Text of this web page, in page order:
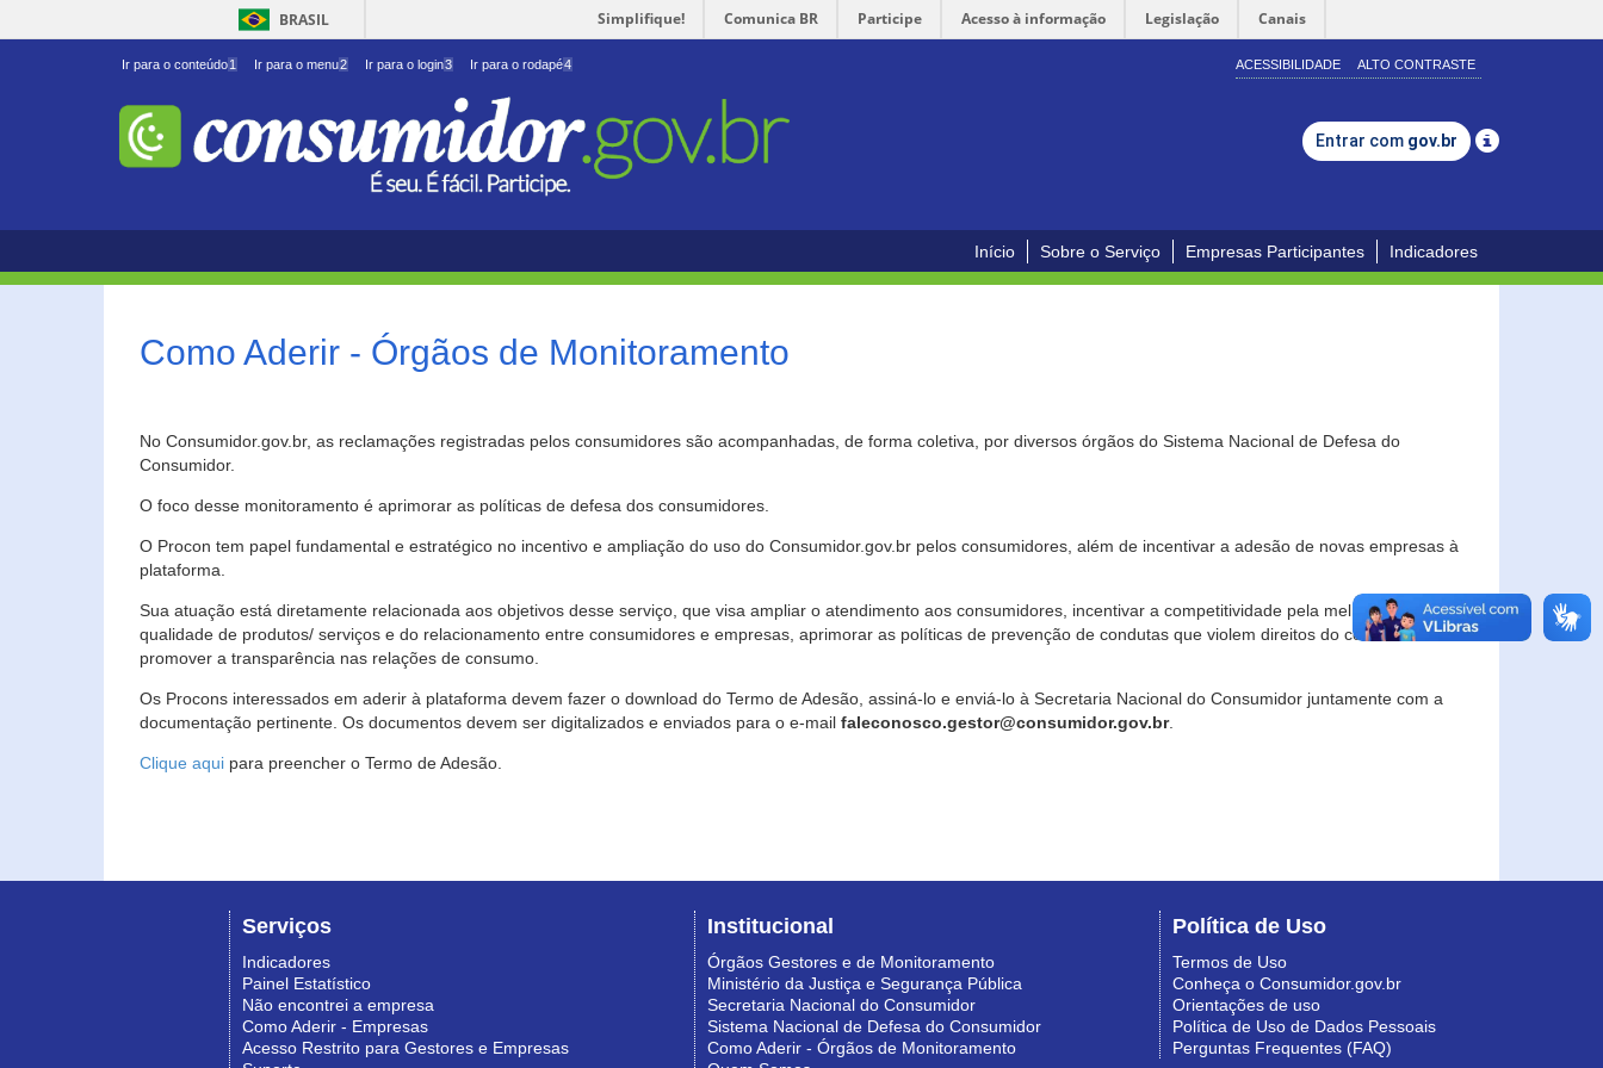
BRASIL Simplifique! Comunica BR Participe Acesso à informação Legislação Canais
Ir para o conteúdo1 Ir para o menu2 Ir para o login3 Ir para o rodapé4 ACESSIBILIDADE ALTO CONTRASTE
Entrar com gov.br
Início Sobre o Serviço Empresas Participantes Indicadores
Como Aderir - Órgãos de Monitoramento
No Consumidor.gov.br, as reclamações registradas pelos consumidores são acompanhadas, de forma coletiva, por diversos órgãos do Sistema Nacional de Defesa do
Consumidor.
O foco desse monitoramento é aprimorar as políticas de defesa dos consumidores.
O Procon tem papel fundamental e estratégico no incentivo e ampliação do uso do Consumidor.gov.br pelos consumidores, além de incentivar a adesão de novas empresas à
plataforma.
Sua atuação está diretamente relacionada aos objetivos desse serviço, que visa ampliar o atendimento aos consumidores, incentivar a competitividade pela melhoria da
qualidade de produtos/ serviços e do relacionamento entre consumidores e empresas, aprimorar as políticas de prevenção de condutas que violem direitos do consumidor e
promover a transparência nas relações de consumo.
Os Procons interessados em aderir à plataforma devem fazer o download do Termo de Adesão, assiná-lo e enviá-lo à Secretaria Nacional do Consumidor juntamente com a
documentação pertinente. Os documentos devem ser digitalizados e enviados para o e-mail faleconosco.gestor@consumidor.gov.br.
Clique aqui para preencher o Termo de Adesão.
Serviços
Indicadores
Painel Estatístico
Não encontrei a empresa
Como Aderir - Empresas
Acesso Restrito para Gestores e Empresas
Institucional
Órgãos Gestores e de Monitoramento
Ministério da Justiça e Segurança Pública
Secretaria Nacional do Consumidor
Sistema Nacional de Defesa do Consumidor
Como Aderir - Órgãos de Monitoramento
Política de Uso
Termos de Uso
Conheça o Consumidor.gov.br
Orientações de uso
Política de Uso de Dados Pessoais
Perguntas Frequentes (FAQ)